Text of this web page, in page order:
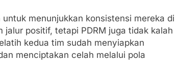
menunjukkan konsistensi mereka di
jalur positif, tetapi PDRM juga tidak kalah
kedua tim sudah menyiapkan
menciptakan celah melalui pola